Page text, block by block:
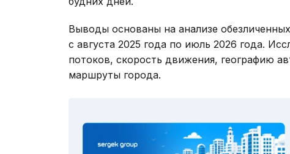
Выводы основаны на анализе
с августа 2025 года по июль 2026 года.
потоков, скорость движения, географию
маршруты города.